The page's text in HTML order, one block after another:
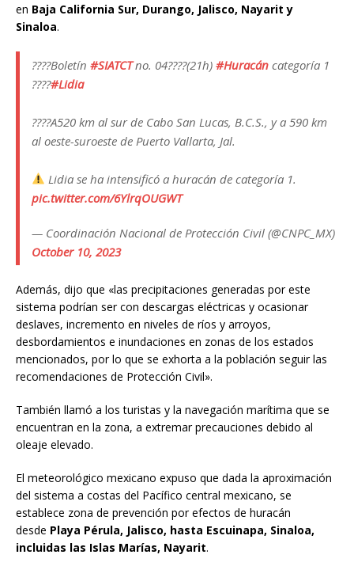
en Baja California Sur, Durango, Jalisco, Nayarit y
Sinaloa.
????Boletín #SIATCTno. 04????(21h) #Huracán categoría 1
????#Lidia
????A520 km al sur de Cabo San Lucas, B.C.S., y a 590 km
al oeste-suroeste de Puerto Vallarta, Jal.
Lidia se ha intensificó a huracán de categoría 1.
pic.twitter.com/6YlrqOUGWT
— Coordinación Nacional de Protección Civil (@CNPC_MX)
October 10, 2023
Además, dijo que «las precipitaciones generadas por este
sistema podrían ser con descargas eléctricas y ocasionar
deslaves, incremento en niveles de ríos y arroyos,
desbordamientos e inundaciones en zonas de los estados
mencionados, por lo que se exhorta a la población seguir las
recomendaciones de Protección Civil».
También llamó a los turistas y la navegación marítima que se
encuentran en la zona, a extremar precauciones debido al
oleaje elevado.
El meteorológico mexicano expuso que dada la aproximación
del sistema a costas del Pacífico central mexicano, se
establece zona de prevención por efectos de huracán
desde Playa Pérula, Jalisco, hasta Escuinapa, Sinaloa,
incluidas las Islas Marías, Nayarit.